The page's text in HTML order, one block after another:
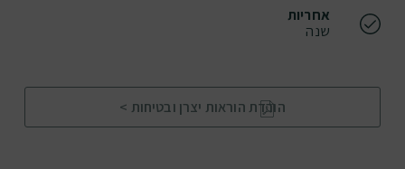
אחריות
שנה
הורדת הוראות יצרן ובטיחות >